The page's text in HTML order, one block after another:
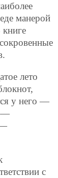
манерой
лето
у него —
—
—
с